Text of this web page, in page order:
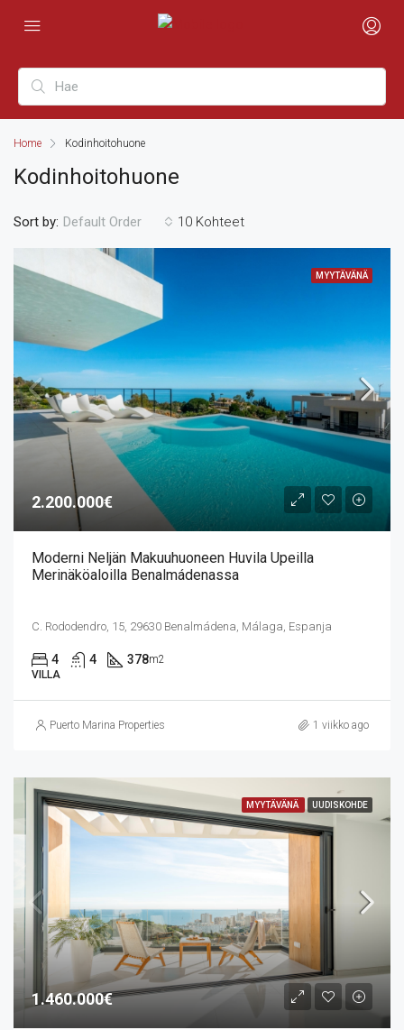
Home Kodinhoitohuone
Kodinhoitohuone
10 Kohteet
Sort by: Default Order
MYYTÄVÄNÄ
2.200.000€
Moderni Neljän Makuuhuoneen Huvila Upeilla
Merinäköaloilla Benalmádenassa
C. Rododendro, 15, 29630 Benalmádena, Málaga, Espanja
4 4 378m2
VILLA
Puerto Marina Properties 1 viikko ago
MYYTÄVÄNÄ UUDISKOHDE
1.460.000€